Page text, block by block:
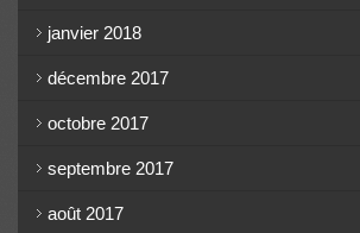
janvier 2018
décembre 2017
octobre 2017
septembre 2017
août 2017